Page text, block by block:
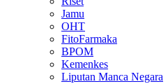
Jamu
OHT
FitoFarmaka
BPOM
Kemenkes
Liputan Manca Negara